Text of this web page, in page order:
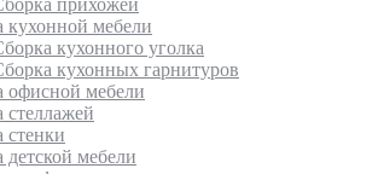
прихожей
кухонной мебели
кухонного уголка
кухонных гарнитуров
офисной мебели
стеллажей
стенки
детской мебели